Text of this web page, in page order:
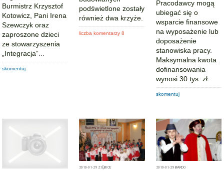
Burmistrz Krzysztof
Kotowicz, Pani Irena
Szewczyk oraz
zaproszone dzieci
ze stowarzyszenia
„Integracja”...
skomentuj
podświetlone zostały
również dwa krzyże.
liczba komentarzy 8
Pracodawcy mogą
ubiegać się o
wsparcie finansowe
na wyposażenie lub
doposażenie
stanowiska pracy.
Maksymalna kwota
dofinansowania
wynosi 30 tys. zł.
skomentuj
2010-01-29 ZIĘBICE 2010-01-29 BARDO